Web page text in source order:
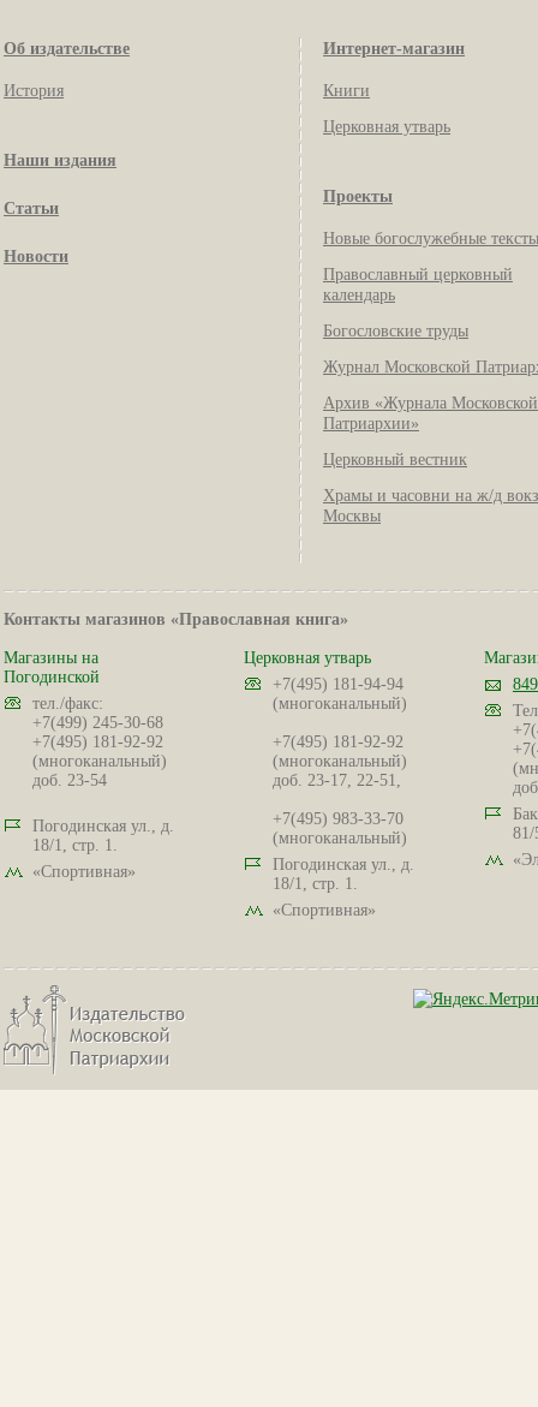
Об издательстве
История
Наши издания
Статьи
Новости
Интернет-магазин
Книги
Церковная утварь
Проекты
Новые богослужебные тексты
Православный церковный
календарь
Богословские труды
Журнал Московской
Архив «Журнала Московской
Патриархии»
Церковный вестник
Храмы и часовни на ж/д
Москвы
Контакты магазинов «Православная книга»
Магазины на
Погодинской
тел./факс:
+7(499) 245-30-68
+7(495) 181-92-92
(многоканальный)
доб. 23-54
Погодинская ул., д.
18/1, стр. 1.
«Спортивная»
Церковная утварь
+7(495) 181-94-94
(многоканальный)
+7(495) 181-92-92
(многоканальный)
доб. 23-17, 22-51,
+7(495) 983-33-70
(многоканальный)
Погодинская ул., д.
18/1, стр. 1.
«Спортивная»
81/